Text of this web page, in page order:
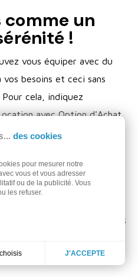
comme un
!
vous équiper avec du
besoins et ceci sans
cela, indiquez
avec Option d'Achat
un contrat de maintenance
de location pour
directement en ligne !
mois
des cookies
pour mesurer notre
vous et vous adresser
ou de la publicité. Vous
les refuser.
J'ACCEPTE